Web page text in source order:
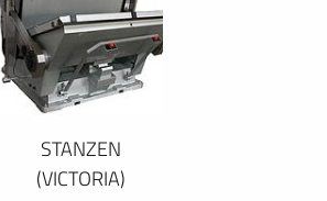
STANZEN
(VICTORIA)